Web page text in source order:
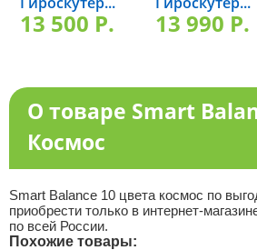
13 500 P. 13 990 P.
О товаре Smart
Космос
Smart Balance 10 цвета космос по
приобрести только в интернет-
по всей России.
Похожие товары: